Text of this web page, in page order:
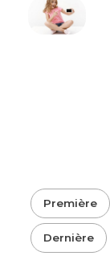
Première
Dernière